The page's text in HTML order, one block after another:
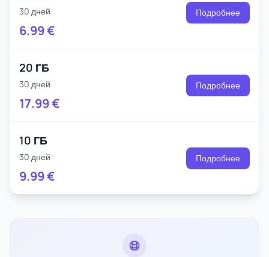
30 дней
6.99€
Подробнее
20 ГБ
30 дней
17.99€
Подробнее
10 ГБ
30 дней
9.99€
Подробнее